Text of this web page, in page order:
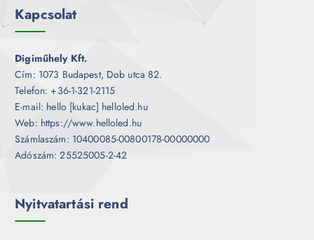
Kapcsolat
Digiműhely Kft.
Cím: 1073 Budapest, Dob utca 82.
Telefon: +36-1-321-2115
E-mail: hello [kukac] helloled.hu
Web: https://www.helloled.hu
Számlaszám: 10400085-00800178-00000000
Adószám: 25525005-2-42
Nyitvatartási rend